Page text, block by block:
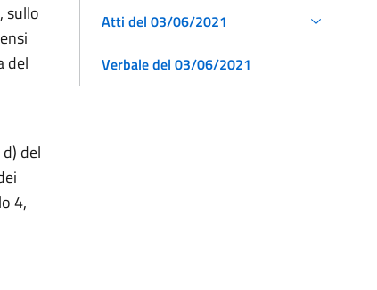
sullo
del
del
4,
Atti del 03/06/2021
Verbale del 03/06/2021